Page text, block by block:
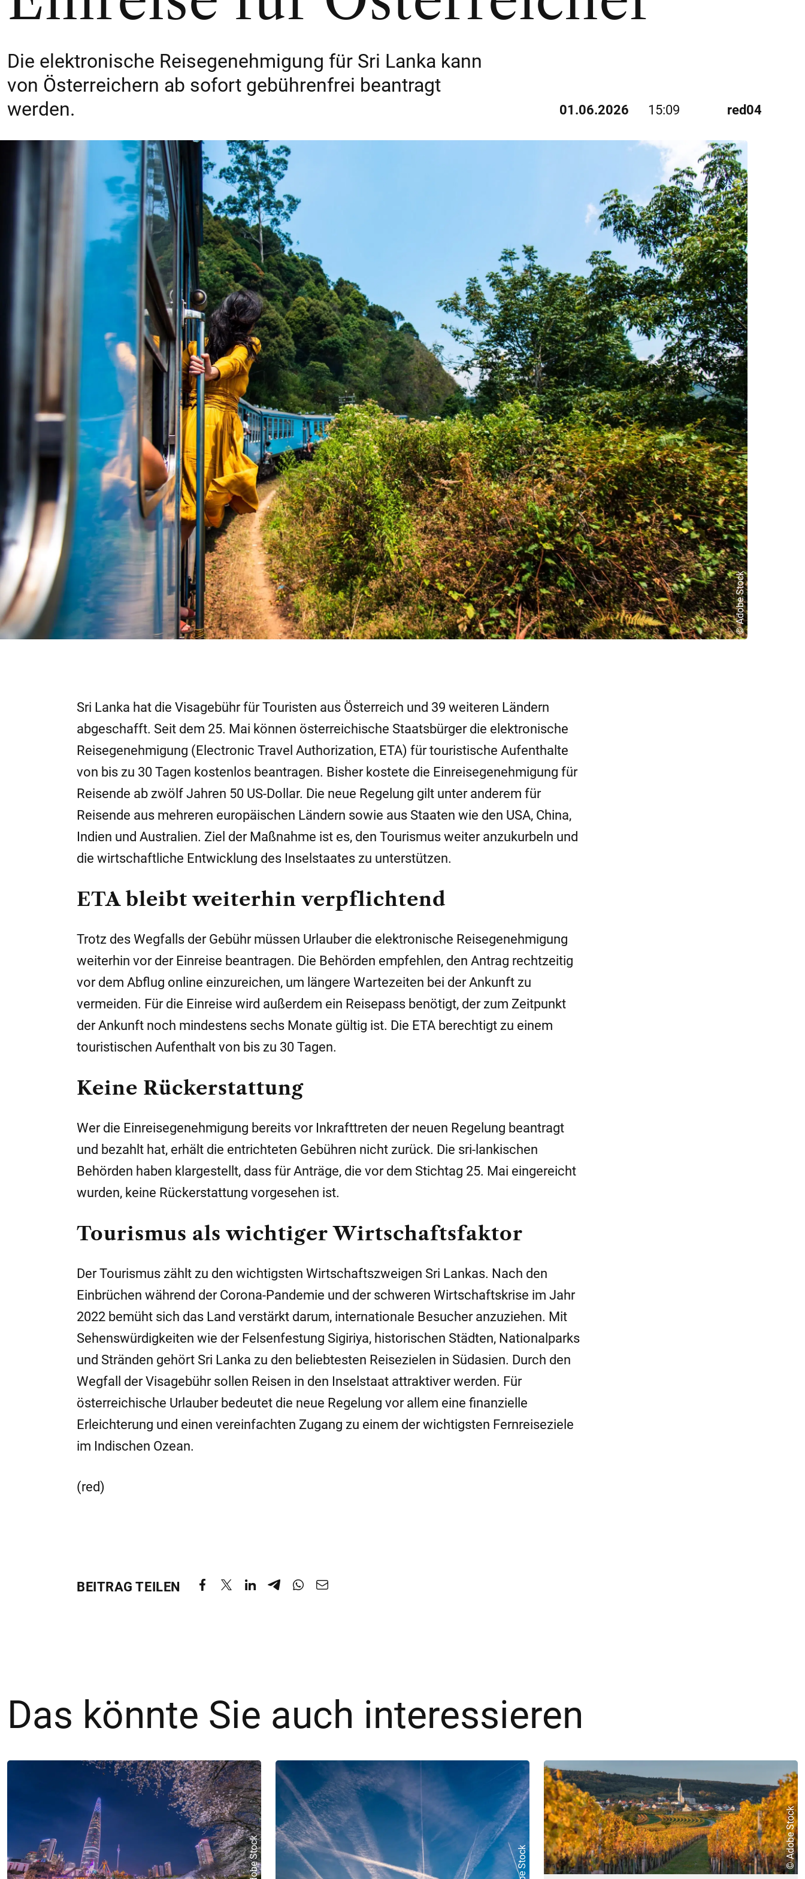
Die elektronische Reisegenehmigung für Sri Lanka kann
von Österreichern ab sofort gebührenfrei beantragt
werden.
01.06.2026 15:09 red04
© Adobe Stock
Sri Lanka hat die Visagebühr für Touristen aus Österreich und 39 weiteren Ländern
abgeschafft. Seit dem 25. Mai können österreichische Staatsbürger die elektronische
Reisegenehmigung (Electronic Travel Authorization, ETA) für touristische Aufenthalte
von bis zu 30 Tagen kostenlos beantragen. Bisher kostete die Einreisegenehmigung für
Reisende ab zwölf Jahren 50 US-Dollar. Die neue Regelung gilt unter anderem für
Reisende aus mehreren europäischen Ländern sowie aus Staaten wie den USA, China,
Indien und Australien. Ziel der Maßnahme ist es, den Tourismus weiter anzukurbeln und
die wirtschaftliche Entwicklung des Inselstaates zu unterstützen.
ETA bleibt weiterhin verpflichtend
Trotz des Wegfalls der Gebühr müssen Urlauber die elektronische Reisegenehmigung
weiterhin vor der Einreise beantragen. Die Behörden empfehlen, den Antrag rechtzeitig
vor dem Abflug online einzureichen, um längere Wartezeiten bei der Ankunft zu
vermeiden. Für die Einreise wird außerdem ein Reisepass benötigt, der zum Zeitpunkt
der Ankunft noch mindestens sechs Monate gültig ist. Die ETA berechtigt zu einem
touristischen Aufenthalt von bis zu 30 Tagen.
Keine Rückerstattung
Wer die Einreisegenehmigung bereits vor Inkrafttreten der neuen Regelung beantragt
und bezahlt hat, erhält die entrichteten Gebühren nicht zurück. Die sri-lankischen
Behörden haben klargestellt, dass für Anträge, die vor dem Stichtag 25. Mai eingereicht
wurden, keine Rückerstattung vorgesehen ist.
Tourismus als wichtiger Wirtschaftsfaktor
Der Tourismus zählt zu den wichtigsten Wirtschaftszweigen Sri Lankas. Nach den
Einbrüchen während der Corona-Pandemie und der schweren Wirtschaftskrise im Jahr
2022 bemüht sich das Land verstärkt darum, internationale Besucher anzuziehen. Mit
Sehenswürdigkeiten wie der Felsenfestung Sigiriya, historischen Städten, Nationalparks
und Stränden gehört Sri Lanka zu den beliebtesten Reisezielen in Südasien. Durch den
Wegfall der Visagebühr sollen Reisen in den Inselstaat attraktiver werden. Für
österreichische Urlauber bedeutet die neue Regelung vor allem eine finanzielle
Erleichterung und einen vereinfachten Zugang zu einem der wichtigsten Fernreiseziele
im Indischen Ozean.
(red)
BEITRAG TEILEN
Das könnte Sie auch interessieren
© Adobe Stock